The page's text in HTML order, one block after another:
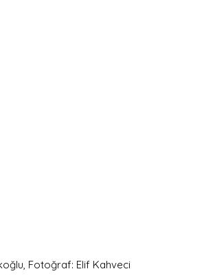
Fotoğraf: Elif Kahveci